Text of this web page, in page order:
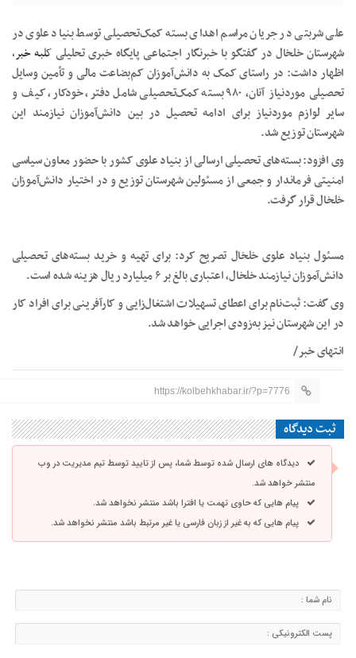
علی شربتی در جریان مراسم اهدای بسته کمک‌تحصیلی توسط بنیاد علوی در
شهرستان خلخال در گفتگو با خبرنگار اجتماعی پایگاه خبری تحلیلی کلبه خبر،
اظهار داشت: در راستای کمک به دانش‌آموزان کم‌بضاعت مالی و تأمین وسایل
تحصیلی موردنیاز آنان، ۹۸۰ بسته کمک‌تحصیلی شامل دفتر، خودکار، کیف و
سایر لوازم موردنیاز برای ادامه تحصیل در بین دانش‌آموزان نیازمند این
شهرستان توزیع شد.
وی افزود: بسته‌های تحصیلی ارسالی از بنیاد علوی کشور با حضور معاون سیاسی
امنیتی فرماندار و جمعی از مسئولین شهرستان توزیع و در اختیار دانش‌آموزان
خلخال قرار گرفت.
مسئول بنیاد علوی خلخال تصریح کرد: برای تهیه و خرید بسته‌های تحصیلی
دانش‌آموزان نیازمند خلخال، اعتباری بالغ بر ۶ میلیارد ریال هزینه شده است.
وی گفت: ثبت‌نام برای اعطای تسهیلات اشتغال‌زایی و کارآفرینی برای افراد کار
در این شهرستان نیز به‌زودی اجرایی خواهد شد.
انتهای خبر/
https://kolbehkhabar.ir/?p=7776
ثبت دیدگاه
دیدگاه های ارسال شده توسط شما، پس از تایید توسط تیم مدیریت در وب
منتشر خواهد شد.
پیام هایی که حاوی تهمت یا افترا باشد منتشر نخواهد شد.
پیام هایی که به غیر از زبان فارسی یا غیر مرتبط باشد منتشر نخواهد شد.